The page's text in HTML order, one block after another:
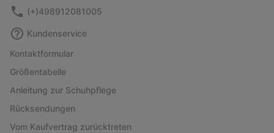
(+)498912081005
Kundenservice
Kontaktformular
Größentabelle
Anleitung zur Schuhpflege
Rücksendungen
Vom Kaufvertrag zurücktreten